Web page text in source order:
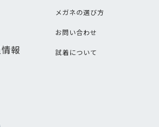
報
メガネの選び方
お問い合わせ
試着について